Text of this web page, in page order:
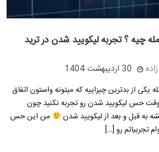
چیه ؟ تجربه لیکویید شدن در ترید
30 اردیبهشت 1404
یکی از بدترین چیزاییه که میتونه واستون اتفاق
حس لیکویید شدن رو تجربه نکنید چون
به قبل و بعد از لیکویید شدن
من این حس
تجربیاتم رو […]